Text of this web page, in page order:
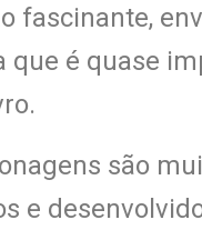
fascinante,
que é quase
são
e